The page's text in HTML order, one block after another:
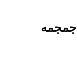
جمجمه